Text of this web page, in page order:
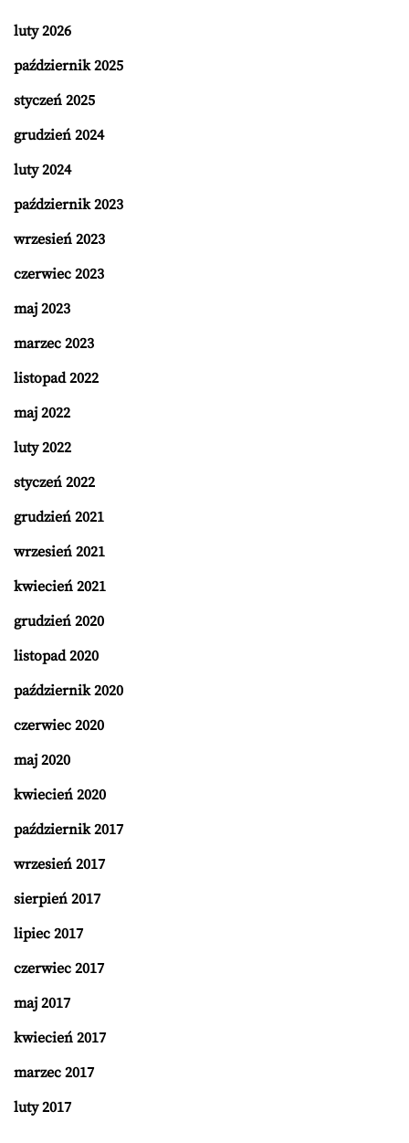
luty 2026
październik 2025
styczeń 2025
grudzień 2024
luty 2024
październik 2023
wrzesień 2023
czerwiec 2023
maj 2023
marzec 2023
listopad 2022
maj 2022
luty 2022
styczeń 2022
grudzień 2021
wrzesień 2021
kwiecień 2021
grudzień 2020
listopad 2020
październik 2020
czerwiec 2020
maj 2020
kwiecień 2020
październik 2017
wrzesień 2017
sierpień 2017
lipiec 2017
czerwiec 2017
maj 2017
kwiecień 2017
marzec 2017
luty 2017